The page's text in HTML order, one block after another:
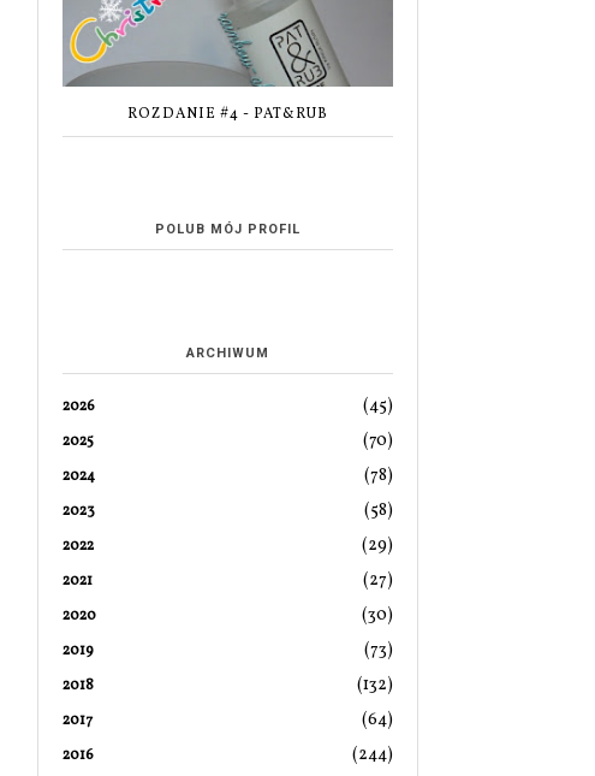
ROZDANIE #4 - PAT&RUB
POLUB MÓJ PROFIL
ARCHIWUM
2026 (45)
2025 (70)
2024 (78)
2023 (58)
2022 (29)
2021 (27)
2020 (30)
2019 (73)
2018 (132)
2017 (64)
2016 (244)